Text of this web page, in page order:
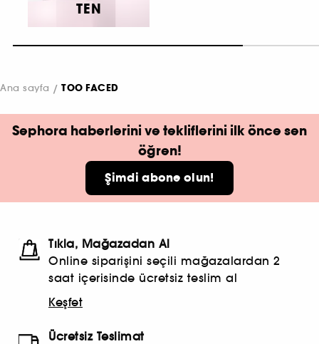
TEN
Ana sayfa TOO FACED
Sephora haberlerini ve tekliflerini ilk önce sen
öğren!
Şimdi abone olun!
Tıkla, Mağazadan Al
Online siparişini seçili mağazalardan 2
saat içerisinde ücretsiz teslim al
Keşfet
Ücretsiz Teslimat